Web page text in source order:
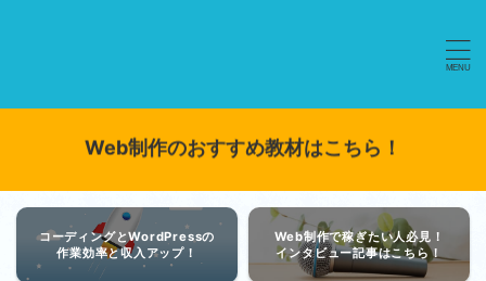
Web制作のおすすめ教材はこちら！
コーディングとWordPressの
作業効率と収入アップ！
Web制作で稼ぎたい人必見！
インタビュー記事はこちら！